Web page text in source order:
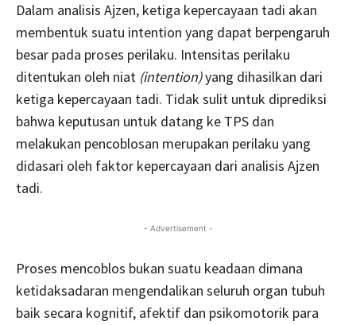
Dalam analisis Ajzen, ketiga kepercayaan tadi akan
membentuk suatu intention yang dapat berpengaruh
besar pada proses perilaku. Intensitas perilaku
ditentukan oleh niat (intention)yang dihasilkan dari
ketiga kepercayaan tadi. Tidak sulit untuk diprediksi
bahwa keputusan untuk datang ke TPS dan
melakukan pencoblosan merupakan perilaku yang
didasari oleh faktor kepercayaan dari analisis Ajzen
tadi.
- Advertisement -
Proses mencoblos bukan suatu keadaan dimana
ketidaksadaran mengendalikan seluruh organ tubuh
baik secara kognitif, afektif dan psikomotorik para